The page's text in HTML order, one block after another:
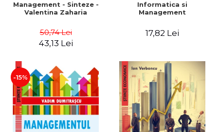
Management - Sinteze -
Valentina Zaharia
50,74 Lei
43,13 Lei
Informatica si
Management
17,82 Lei
-15%